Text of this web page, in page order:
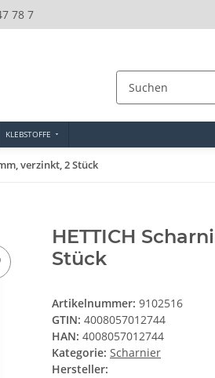
78 7
KLEBSTOFFE
verzinkt, 2 Stück
HETTICH
Stück
Artikelnummer: 9102516
GTIN: 4008057012744
HAN: 4008057012744
Kategorie: Scharnier
Hersteller: